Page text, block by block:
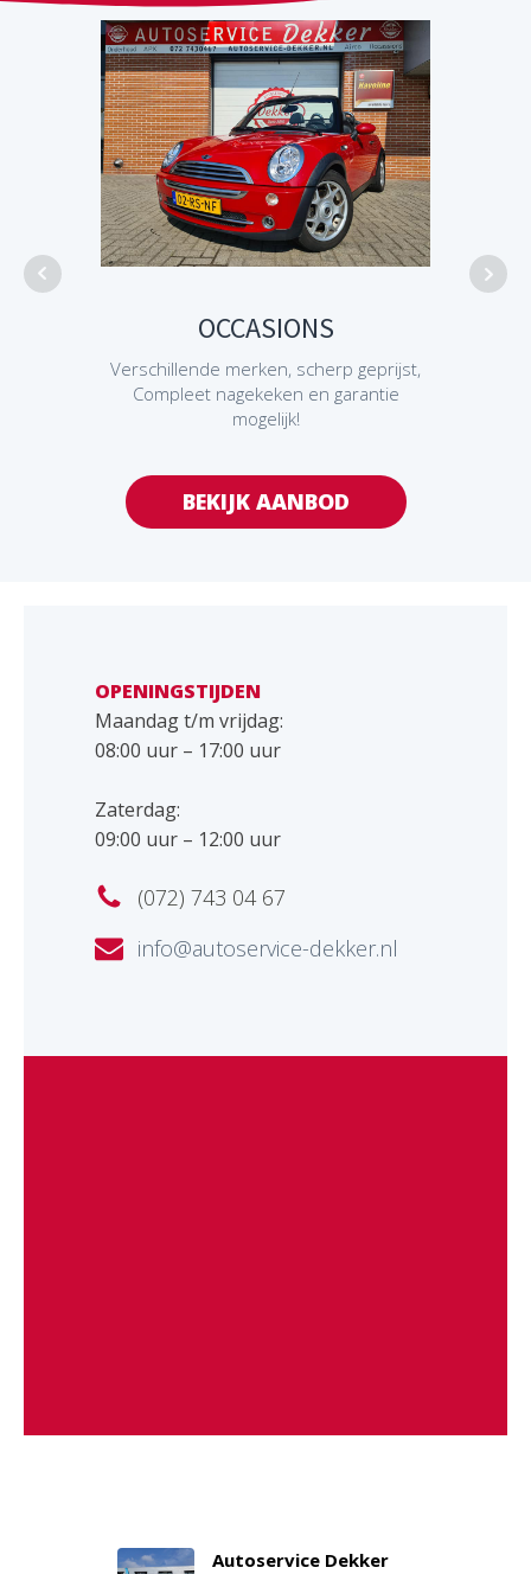
OCCASIONS
Verschillende merken, scherp geprijst,
Compleet nagekeken en garantie
mogelijk!
BEKIJK AANBOD
OPENINGSTIJDEN
Maandag t/m vrijdag:
08:00 uur – 17:00 uur
Zaterdag:
09:00 uur – 12:00 uur
(072) 743 04 67
info@autoservice-dekker.nl
Autoservice Dekker